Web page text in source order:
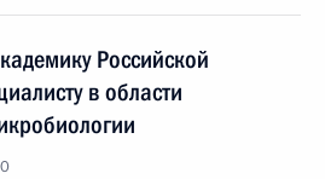
Российской
в области